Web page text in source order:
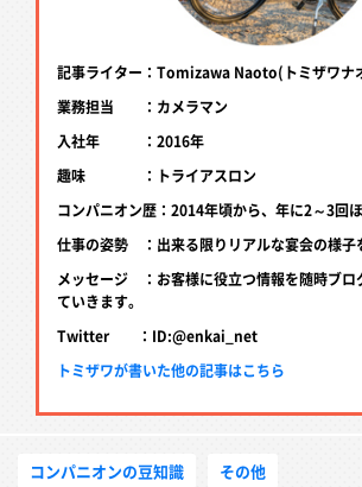
記事ライター：Tomizawa Naoto(トミザワナ
業務担当 ：カメラマン
入社年 ：2016年
趣味 ：トライアスロン
コンパニオン歴：2014年頃から、年に2～3回
仕事の姿勢 ：出来る限りリアルな宴会の様子
メッセージ ：お客様に役立つ情報を随時ブロ
ていきます。
Twitter ：ID:@enkai_net
トミザワが書いた他の記事はこちら
コンパニオンの豆知識 その他